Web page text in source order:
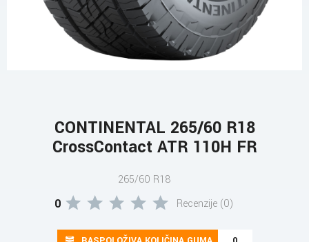
CONTINENTAL 265/60 R18
CrossContact ATR 110H FR
265/60 R18
0 Recenzije (0)